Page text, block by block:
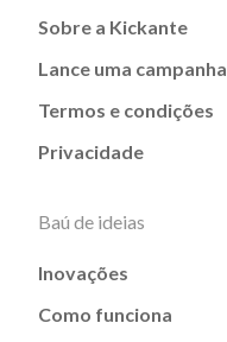
Sobre a Kickante
Lance uma campanha
Termos e condições
Privacidade
Baú de ideias
Inovações
Como funciona